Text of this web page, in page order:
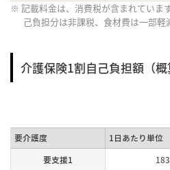
※ 記載料金は、消費税が含まれていま
己負担分は非課税、食材費は一部軽
介護保険1割自己負担額（概
要介護度 1日あたり単位
要支援1